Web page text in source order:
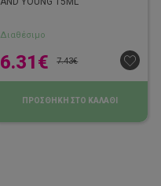
Διαθέσιμο
7.43€
6.31€
ΠΡΟΣΘΗΚΗ ΣΤΟ ΚΑΛΑΘΙ